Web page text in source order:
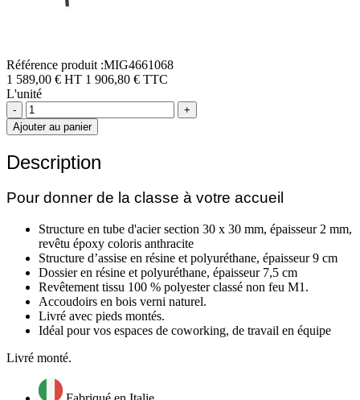
Référence produit :MIG4661068
1 589,00 € HT 1 906,80 € TTC
L'unité
-
+
Ajouter au panier
Description
Pour donner de la classe à votre accueil
Structure en tube d'acier section 30 x 30 mm, épaisseur 2 mm,
revêtu époxy coloris anthracite
Structure d’assise en résine et polyuréthane, épaisseur 9 cm
Dossier en résine et polyuréthane, épaisseur 7,5 cm
Revêtement tissu 100 % polyester classé non feu M1.
Accoudoirs en bois verni naturel.
Livré avec pieds montés.
Idéal pour vos espaces de coworking, de travail en équipe
Livré monté.